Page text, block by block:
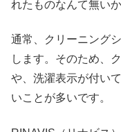
れたものなんて無い
通常、クリーニング
します。そのため、
や、洗濯表示が付い
いことが多いです。